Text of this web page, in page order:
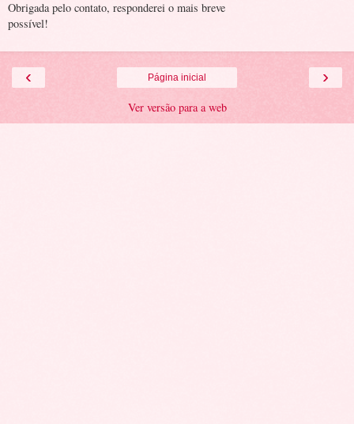
Obrigada pelo contato, responderei o mais breve
possível!
‹ ›
Página inicial
Ver versão para a web